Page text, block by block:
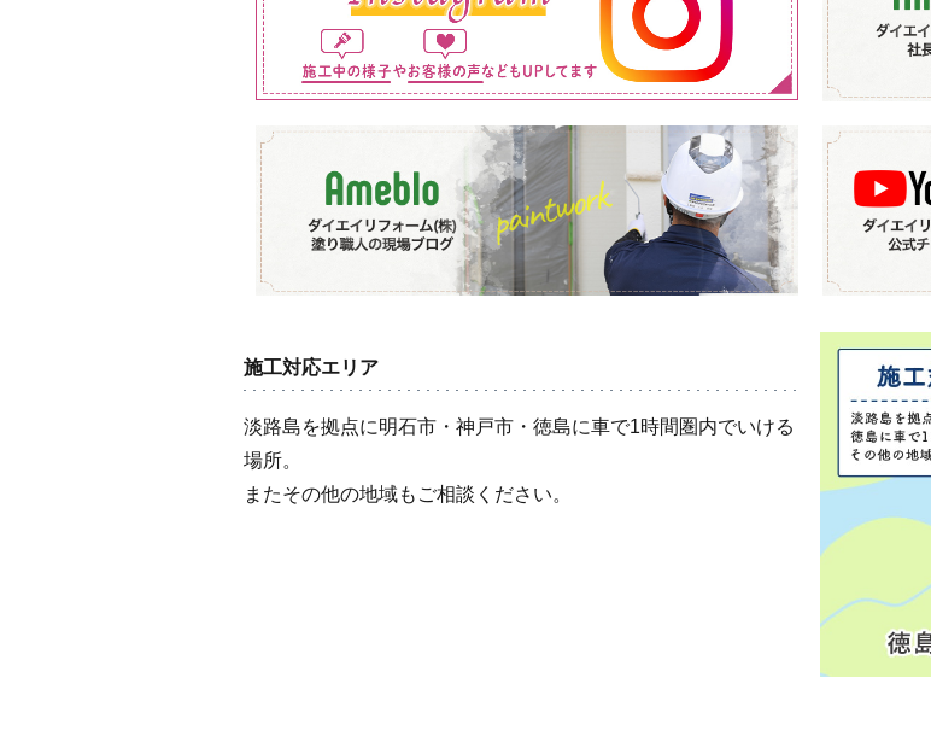
施工対応エリア
淡路島を拠点に明石市・神戸市・徳島に車で1時間圏内でいける
場所。
またその他の地域もご相談ください。